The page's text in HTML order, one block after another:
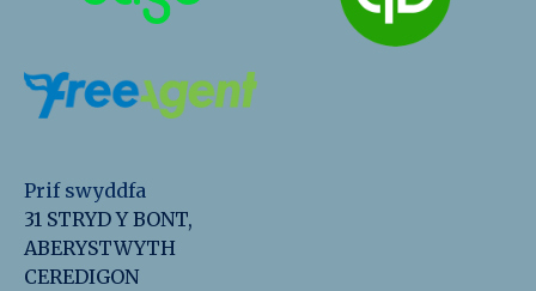
Prif swyddfa
31 STRYD Y BONT,
ABERYSTWYTH
CEREDIGON